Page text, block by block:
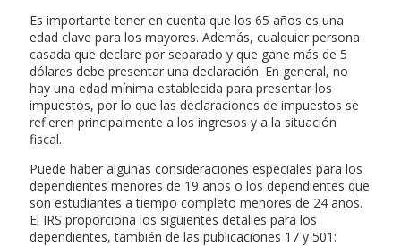
Es importante tener en cuenta que los 65 años es una
edad clave para los mayores. Además, cualquier persona
casada que declare por separado y que gane más de 5
dólares debe presentar una declaración. En general, no
hay una edad mínima establecida para presentar los
impuestos, por lo que las declaraciones de impuestos se
refieren principalmente a los ingresos y a la situación
fiscal.
Puede haber algunas consideraciones especiales para los
dependientes menores de 19 años o los dependientes que
son estudiantes a tiempo completo menores de 24 años.
El IRS proporciona los siguientes detalles para los
dependientes, también de las publicaciones 17 y 501: